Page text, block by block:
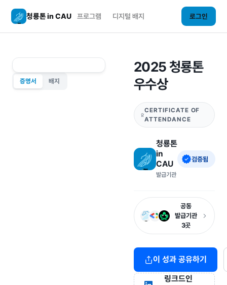
청룡톤 in CAU 프로그램 디지털 배지 로그인
증명서 배지
2025 청룡톤
우수상
CERTIFICATE OF
ATTENDANCE
청룡톤
in
CAU
발급기관
검증됨
공동
발급기관
3곳
이 성과 공유하기
링크드인